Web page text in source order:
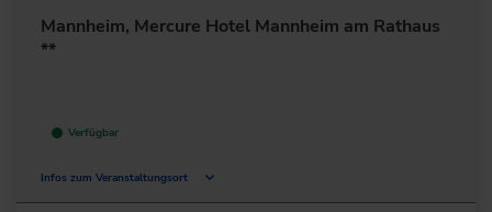
Mannheim, Mercure Hotel Mannheim am Rathaus
**
Verfügbar
Infos zum Veranstaltungsort
F7 5-13